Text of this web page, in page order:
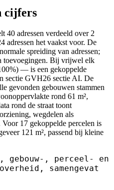
cijfers
40 adressen verdeeld over 2
adressen het vaakst voor. De
spreiding van adressen;
toevoegingen. Bij vrijwel elk
— is een gekoppelde
sectie GVH26 sectie AI. De
gevonden gebouwen stammen
rond 61 m²,
rond de straat toont
wegdelen als
17 gekoppelde percelen is
121 m², passend bij kleine
gebouw-, perceel- en
samengevat